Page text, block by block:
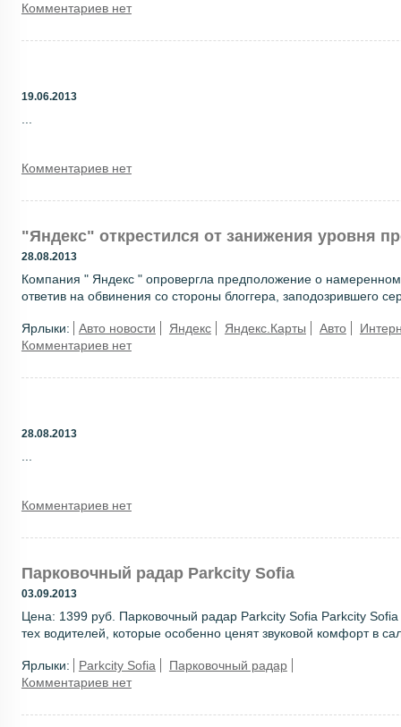
Комментариев нет
19.06.2013
Комментариев нет
"Яндекс" открестился от занижения уровня
28.08.2013
Компания " Яндекс " опровергла предположение о
ответив на обвинения со стороны блоггера, заподозрившего
Ярлыки: Авто новости Яндекс Яндекс.Карты Авто
Комментариев нет
28.08.2013
Комментариев нет
Парковочный радар Parkcity Sofia
03.09.2013
Цена: 1399 руб. Парковочный радар Parkcity Sofia Parkcity
тех водителей, которые особенно ценят звуковой комфорт в
Ярлыки: Parkcity Sofia
Парковочный радар
Комментариев нет